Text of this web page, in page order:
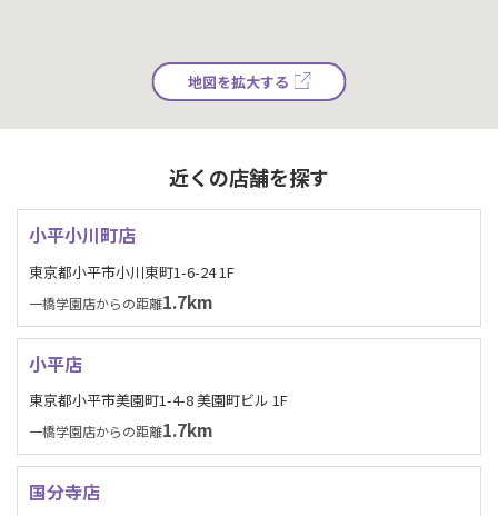
地図を拡大する
近くの店舗を探す
小平小川町店
東京都小平市小川東町1-6-24 1F
一橋学園店からの距離1.7km
小平店
東京都小平市美園町1-4-8 美園町ビル 1F
一橋学園店からの距離1.7km
国分寺店